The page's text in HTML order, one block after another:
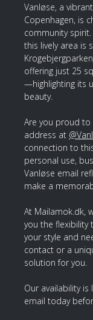
Vanløse, a
Copenhagen, is
community
this lively area is
offering just 25
—highlighting its
beauty.
Are you proud to
address at
connection to
personal use,
Vanløse email
make a
At Mailamok.dk,
you the
your style and
contact or a
solution for you.
Our availability
email today